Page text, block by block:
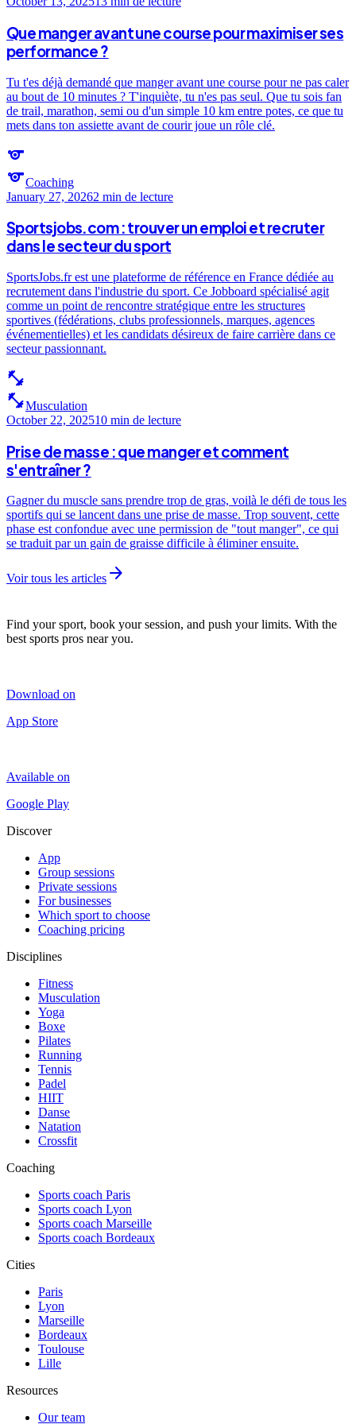
Que manger avant une course pour maximiser ses
performance ?
Tu t'es déjà demandé que manger avant une course pour ne pas caler
au bout de 10 minutes ? T'inquiète, tu n'es pas seul. Que tu sois fan
de trail, marathon, semi ou d'un simple 10 km entre potes, ce que tu
mets dans ton assiette avant de courir joue un rôle clé.
sports
sportsCoaching
January 27, 20262 min de lecture
Sportsjobs.com : trouver un emploi et recruter
dans le secteur du sport
SportsJobs.fr est une plateforme de référence en France dédiée au
recrutement dans l'industrie du sport. Ce Jobboard spécialisé agit
comme un point de rencontre stratégique entre les structures
sportives (fédérations, clubs professionnels, marques, agences
événementielles) et les candidats désireux de faire carrière dans ce
secteur passionnant.
fitness_center
fitness_centerMusculation
October 22, 202510 min de lecture
Prise de masse : que manger et comment
s'entraîner ?
Gagner du muscle sans prendre trop de gras, voilà le défi de tous les
sportifs qui se lancent dans une prise de masse. Trop souvent, cette
phase est confondue avec une permission de "tout manger", ce qui
se traduit par un gain de graisse difficile à éliminer ensuite.
Voir tous les articles arrow_forward
Find your sport, book your session, and push your limits. With the
best sports pros near you.
Download on
App Store
Available on
Google Play
Discover
App
Group sessions
Private sessions
For businesses
Which sport to choose
Coaching pricing
Disciplines
Fitness
Musculation
Yoga
Boxe
Pilates
Running
Tennis
Padel
HIIT
Danse
Natation
Crossfit
Coaching
Sports coach Paris
Sports coach Lyon
Sports coach Marseille
Sports coach Bordeaux
Cities
Paris
Lyon
Marseille
Bordeaux
Toulouse
Lille
Resources
Our team